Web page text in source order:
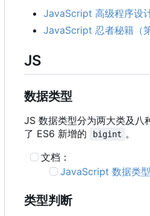
JavaScript 高级程序设
JavaScript 忍者秘籍（
JS
数据类型
JS 数据类型分为两大类及八
了 ES6 新增的
bigint 。
文档：
JavaScript 数据类
类型判断